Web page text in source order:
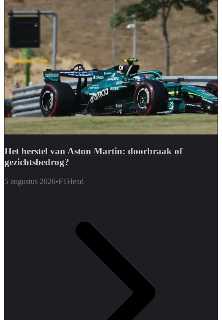
Het herstel van Aston Martin: doorbraak of
gezichtsbedrog?
5 augustus 2026•F1Head